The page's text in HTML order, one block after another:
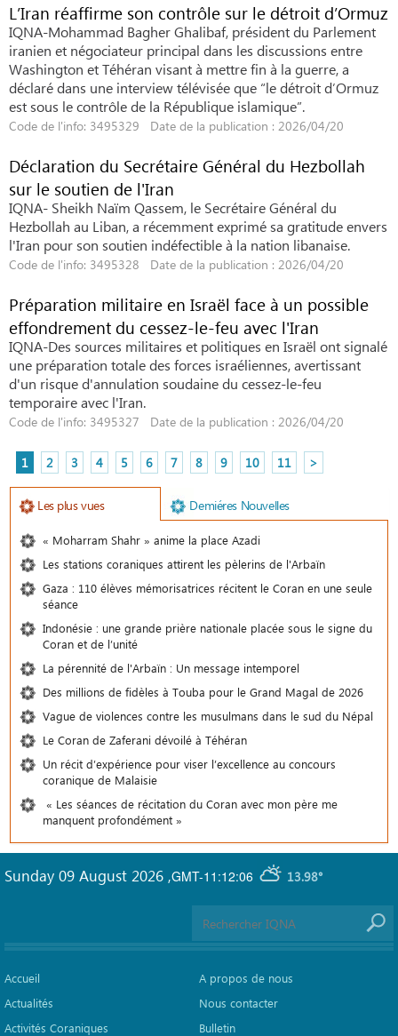
L’Iran réaffirme son contrôle sur le détroit d’Ormuz
IQNA-Mohammad Bagher Ghalibaf, président du Parlement
iranien et négociateur principal dans les discussions entre
Washington et Téhéran visant à mettre fin à la guerre, a
déclaré dans une interview télévisée que “le détroit d’Ormuz
est sous le contrôle de la République islamique”.
Code de l'info: 3495329 Date de la publication : 2026/04/20
Déclaration du Secrétaire Général du Hezbollah
sur le soutien de l'Iran
IQNA- Sheikh Naïm Qassem, le Secrétaire Général du
Hezbollah au Liban, a récemment exprimé sa gratitude envers
l'Iran pour son soutien indéfectible à la nation libanaise.
Code de l'info: 3495328 Date de la publication : 2026/04/20
Préparation militaire en Israël face à un possible
effondrement du cessez-le-feu avec l'Iran
IQNA-Des sources militaires et politiques en Israël ont signalé
une préparation totale des forces israéliennes, avertissant
d'un risque d'annulation soudaine du cessez-le-feu
temporaire avec l'Iran.
Code de l'info: 3495327 Date de la publication : 2026/04/20
1 2 3 4 5 6 7 8 9 10 11 >
Les plus vues Demiéres Nouvelles
« Moharram Shahr » anime la place Azadi
Les stations coraniques attirent les pèlerins de l'Arbaïn
Gaza : 110 élèves mémorisatrices récitent le Coran en une seule
séance
Indonésie : une grande prière nationale placée sous le signe du
Coran et de l’unité
La pérennité de l'Arbaïn : Un message intemporel
Des millions de fidèles à Touba pour le Grand Magal de 2026
Vague de violences contre les musulmans dans le sud du Népal
Le Coran de Zaferani dévoilé à Téhéran
Un récit d’expérience pour viser l’excellence au concours
coranique de Malaisie
« Les séances de récitation du Coran avec mon père me
manquent profondément »
GMT-11:12:06 13.98°
Sunday 09 August 2026 ,
Accueil
Actualités
Activités Coraniques
A propos de nous
Nous contacter
Bulletin